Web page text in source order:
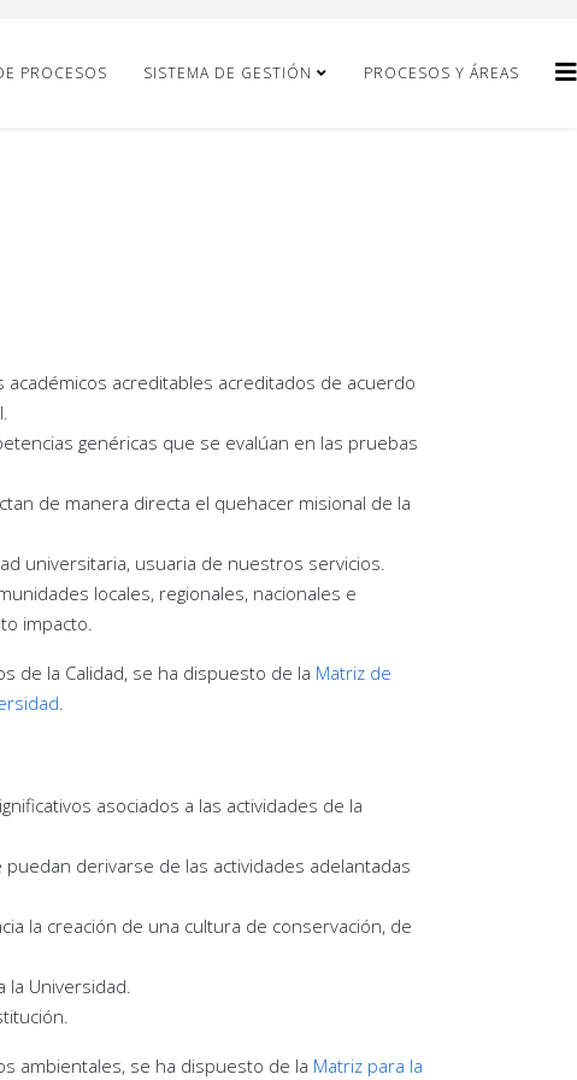
PROCESOS SISTEMA DE GESTIÓN PROCESOS Y ÁREAS
acreditables acreditados de acuerdo
genéricas que se evalúan en las pruebas
de manera directa el quehacer misional de la
universitaria, usuaria de nuestros servicios.
locales, regionales, nacionales e
impacto.
de la Calidad, se ha dispuesto de la Matriz de
.
asociados a las actividades de la
derivarse de las actividades adelantadas
la creación de una cultura de conservación, de
la Universidad.
ambientales, se ha dispuesto de la Matriz para la